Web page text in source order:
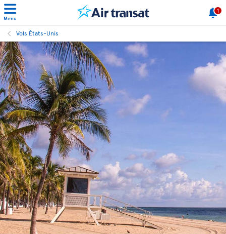
Menu
1
Vols États-Unis